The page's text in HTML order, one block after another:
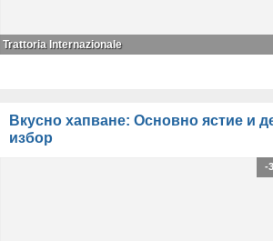
Trattoria Internazionale
Вкусно хапване: Основно ястие и
избор
-